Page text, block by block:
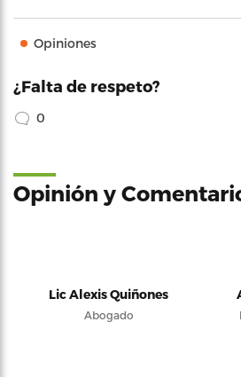
Opiniones
¿Falta de respeto?
0
Opinión y
Lic Alexis Quiñones
Abogado